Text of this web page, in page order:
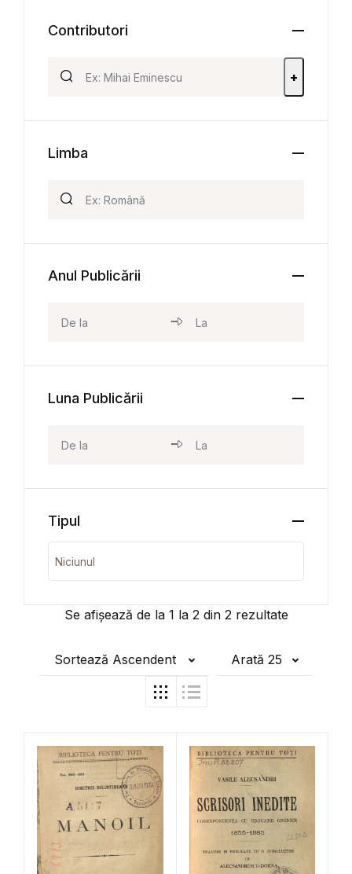
Se afișează de la 1 la 2din 2rezultate
Sortează Ascendent Arată 25
Contributori
+
Limba
Anul Publicării
Luna Publicării
Tipul